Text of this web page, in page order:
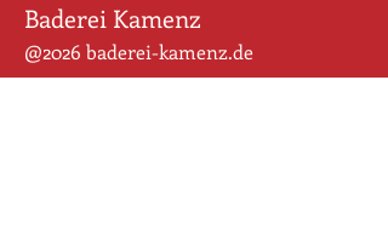
Baderei Kamenz
@2026 baderei-kamenz.de